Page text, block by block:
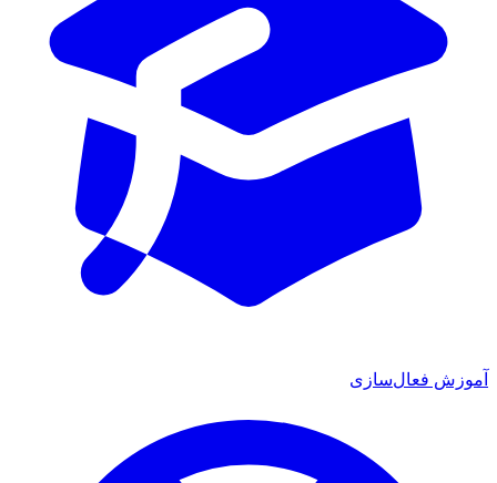
آموزش فعال‌سازی